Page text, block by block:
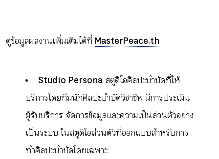
ดูข้อมูลผลงานเพิ่มเติมได้ที่ MasterPeace.th
Studio Persona สตูดิโอศิลปะบำบัดที่ให้
บริการโดยทีมนักศิลปะบำบัดวิชาชีพ มีการประเมิน
ผู้รับบริการ จัดการข้อมูลและความเป็นส่วนตัวอย่าง
เป็นระบบ ในสตูดิโอส่วนตัวที่ออกแบบสำหรับการ
ทำศิลปะบำบัดโดยเฉพาะ